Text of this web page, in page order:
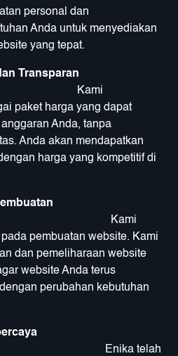
personal dan
Anda untuk menyediakan
yang tepat.
Transparan
Kami
paket harga yang dapat
Anda, tanpa
Anda akan mendapatkan
harga yang kompetitif di
Pembuatan
Kami
pembuatan website. Kami
dan pemeliharaan website
website Anda terus
perubahan kebutuhan
Enika telah